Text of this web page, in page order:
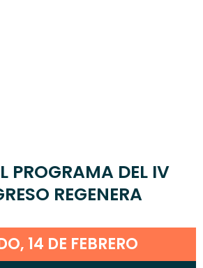
PROGRAMA DEL IV
REGENERA
14 DE FEBRERO